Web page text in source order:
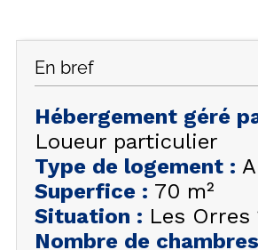
HIVER
+33 (0)4 92 44 19
En bref
Hébergement géré
Loueur particulier
Type de logement :
Superfice : 70 m²
Situation : Les Orres
Nombre de chambres